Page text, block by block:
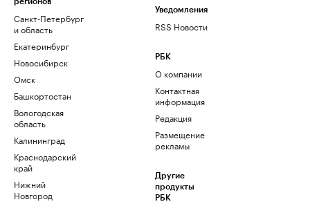
Санкт-Петербург
и область
Екатеринбург
Новосибирск
Омск
Башкортостан
Вологодская
область
Калининград
Краснодарский
край
Нижний
Новгород
Уведомления
RSS Новости
РБК
О компании
Контактная
информация
Редакция
Размещение
рекламы
Другие
продукты
РБК